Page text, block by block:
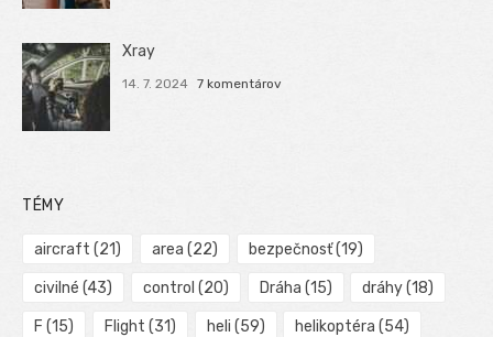
Xray
14. 7. 2024 7 komentárov
TÉMY
aircraft (21) area (22) bezpečnosť(19)
civilné (43) control (20) Dráha (15) dráhy(18)
F (15) Flight (31) heli (59) helikoptéra (54)